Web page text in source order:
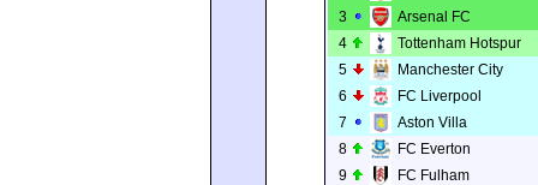
3
Arsenal FC
4
Tottenham Hotspur
5
Manchester City
6
FC Liverpool
7
Aston Villa
8
FC Everton
9
FC Fulham